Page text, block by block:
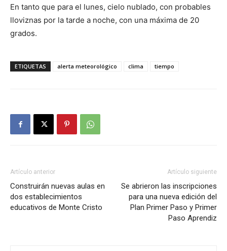
En tanto que para el lunes, cielo nublado, con probables
lloviznas por la tarde a noche, con una máxima de 20
grados.
ETIQUETAS alerta meteorológico clima tiempo
Artículo anterior
Construirán nuevas aulas en
dos establecimientos
educativos de Monte Cristo
Artículo siguiente
Se abrieron las inscripciones
para una nueva edición del
Plan Primer Paso y Primer
Paso Aprendiz